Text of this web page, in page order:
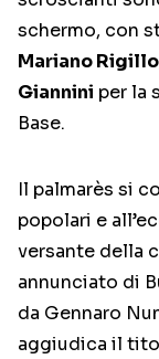
schermo, con
Mariano
Giannini per la
Base.
Il palmarès si
popolari e
versante della
annunciato di
da Gennaro
aggiudica il